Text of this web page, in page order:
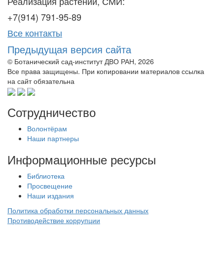
+7(914) 791-95-89
Все контакты
Предыдущая версия сайта
© Ботанический сад-институт ДВО РАН, 2026
Все права защищены. При копировании материалов ссылка
на сайт обязательна
Сотрудничество
Волонтёрам
Наши партнеры
Информационные ресурсы
Библиотека
Просвещение
Наши издания
Политика обработки персональных данных
Противодействие коррупции